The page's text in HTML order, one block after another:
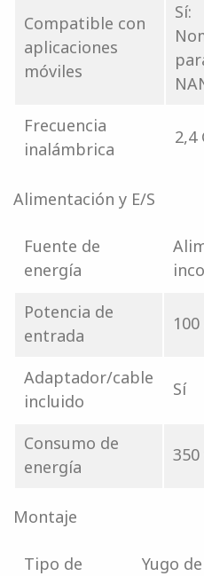
Compatible con
aplicaciones
móviles
Sí:
Frecuencia
inalámbrica
2,4
Alimentación y E/S
Fuente de
energía
Potencia de
entrada
Adaptador/cable
incluido
Sí
Consumo de
energía
Montaje
Tipo de
Yugo